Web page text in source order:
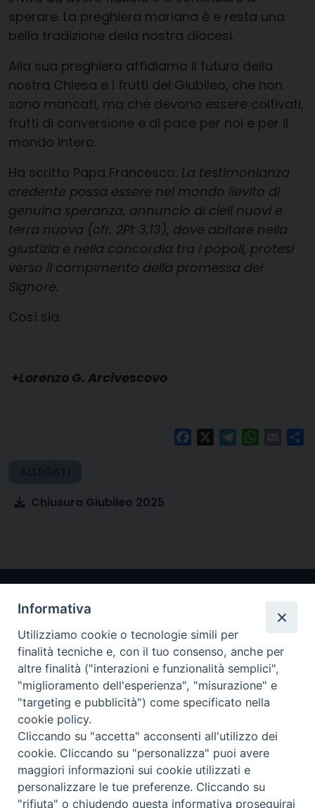
sperare. La preghiera mariana è e resta una
bella tradizione della nostra diocesi.
Alla sua preghiera affidiamo il futuro della
nostra Chiesa e i frutti del Giubileo, che non
sono mancati, ma che devono essere coltivati,
frutti di conversione e di pace per noi e per il
mondo intero.
Ha scritto Papa Francesco: La testimonianza
credente possa essere nel mondo lievito di
genuina speranza, annuncio di cieli nuovi e
terra nuova (cfr. 2Pt 3,13), dove abitare nella
giustizia e nella concordia tra i popoli, protesi
verso il compimento della promessa del
Signore.
Così sia.
+Lorenzo G. Arcivescovo
FacebookTelegram Email
Chiusura Giubileo 2025
Arcidiocesi di Ravenna-Cervia
CONTATTI
Piazza Arcivescovado, 1 48121- Ravenna
tel 0544.541655
curia@diocesiravennacervia.it
Informativa
Utilizziamo cookie o tecnologie simili per
finalità tecniche e, con il tuo consenso, anche per
altre finalità ("interazioni e funzionalità semplici",
"miglioramento dell'esperienza", "misurazione" e
"targeting e pubblicità") come specificato nella
cookie policy.
Cliccando su "accetta" acconsenti all'utilizzo dei
cookie. Cliccando su "personalizza" puoi avere
maggiori informazioni sui cookie utilizzati e
personalizzare le tue preferenze. Cliccando su
"rifiuta" o chiudendo questa informativa proseguirai